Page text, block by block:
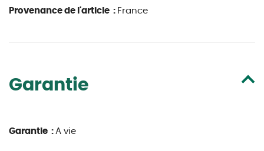
Provenance de l'article : France
Garantie
Garantie : A vie